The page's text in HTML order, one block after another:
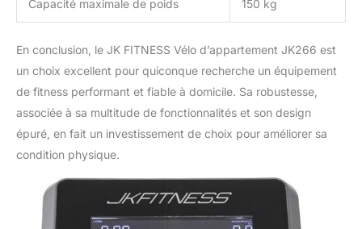
Capacité maximale de poids 150 kg
En conclusion, le JK FITNESS Vélo d’appartement JK266 est
un choix excellent pour quiconque recherche un équipement
de fitness performant et fiable à domicile. Sa robustesse,
associée à sa multitude de fonctionnalités et son design
épuré, en fait un investissement de choix pour améliorer sa
condition physique.